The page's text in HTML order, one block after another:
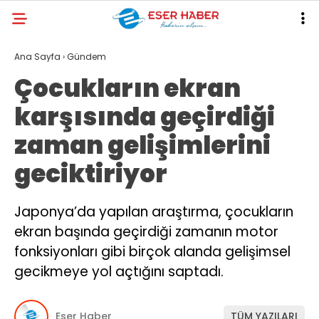
GALERİ VİDEO YAZARLAR
ANTALYA
EKONOMI
POLITIKA
SPOR
MAGAZIN
Ana Sayfa ›Gündem
Çocukların ekran
karşısında geçirdiği
zaman gelişimlerini
geciktiriyor
Japonya’da yapılan araştırma, çocukların
ekran başında geçirdiği zamanın motor
fonksiyonları gibi birçok alanda gelişimsel
gecikmeye yol açtığını saptadı.